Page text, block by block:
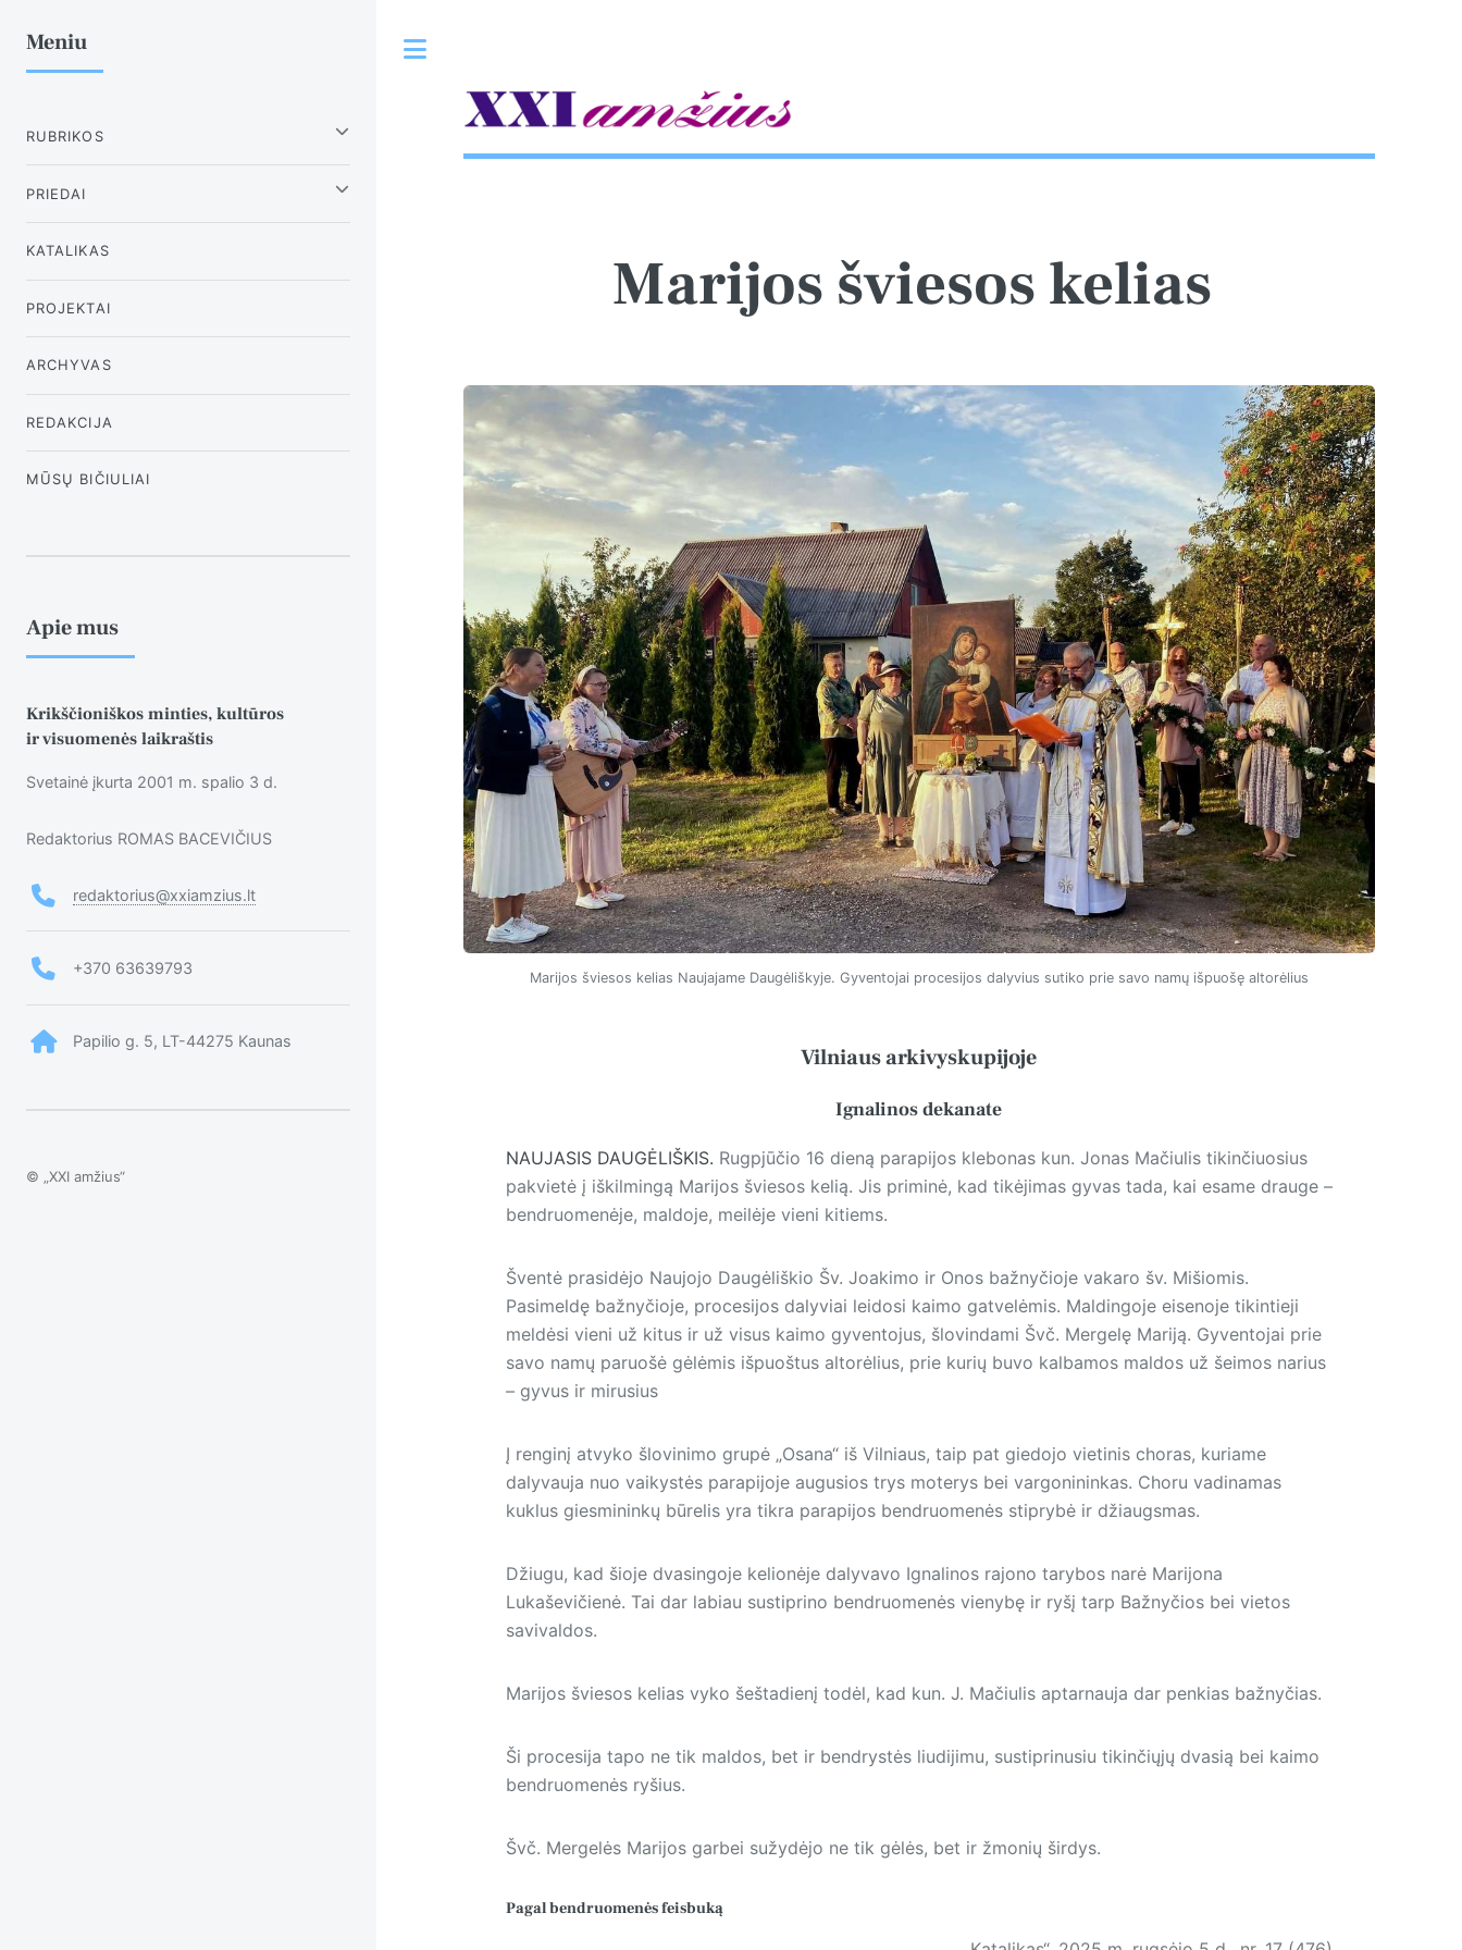
Marijos šviesos kelias
Marijos šviesos kelias Naujajame Daugėliškyje. Gyventojai procesijos dalyvius sutiko prie savo namų išpuošę altorėlius
Vilniaus arkivyskupijoje
Ignalinos dekanate
NAUJASIS DAUGĖLIŠKIS. Rugpjūčio 16 dieną parapijos klebonas kun. Jonas Mačiulis tikinčiuosius
pakvietė į iškilmingą Marijos šviesos kelią. Jis priminė, kad tikėjimas gyvas tada, kai esame drauge –
bendruomenėje, maldoje, meilėje vieni kitiems.
Šventė prasidėjo Naujojo Daugėliškio Šv. Joakimo ir Onos bažnyčioje vakaro šv. Mišiomis.
Pasimeldę bažnyčioje, procesijos dalyviai leidosi kaimo gatvelėmis. Maldingoje eisenoje tikintieji
meldėsi vieni už kitus ir už visus kaimo gyventojus, šlovindami Švč. Mergelę Mariją. Gyventojai prie
savo namų paruošė gėlėmis išpuoštus altorėlius, prie kurių buvo kalbamos maldos už šeimos narius
– gyvus ir mirusius
Į renginį atvyko šlovinimo grupė „Osana“ iš Vilniaus, taip pat giedojo vietinis choras, kuriame
dalyvauja nuo vaikystės parapijoje augusios trys moterys bei vargonininkas. Choru vadinamas
kuklus giesminin­kų būrelis yra tikra parapijos bendruomenės stiprybė ir džiaugsmas.
Džiugu, kad šioje dvasingoje kelionėje dalyvavo Ignalinos rajono tarybos narė Marijona
Lukaševičienė. Tai dar labiau sustiprino bendruomenės vienybę ir ryšį tarp Bažnyčios bei vietos
savivaldos.
Marijos šviesos kelias vyko šeštadienį todėl, kad kun. J. Mačiulis aptarnauja dar penkias bažnyčias.
Ši procesija tapo ne tik maldos, bet ir bendrystės liudijimu, sustiprinusiu tikinčiųjų dvasią bei kaimo
bendruomenės ryšius.
Švč. Mergelės Marijos garbei sužydėjo ne tik gėlės, bet ir žmonių širdys.
Pagal bendruomenėsfeisbuką
Meniu
RUBRIKOS
PRIEDAI
KATALIKAS
PROJEKTAI
ARCHYVAS
REDAKCIJA
MŪSŲ BIČIULIAI
Apie mus
Krikščioniškos minties, kultūros
ir visuomenės laikraštis
Svetainė įkurta 2001 m. spalio 3 d.
Redaktorius ROMAS BACEVIČIUS
redaktorius@xxiamzius.lt
+370 63639793
Papilio g. 5, LT-44275 Kaunas
© „XXI amžius“